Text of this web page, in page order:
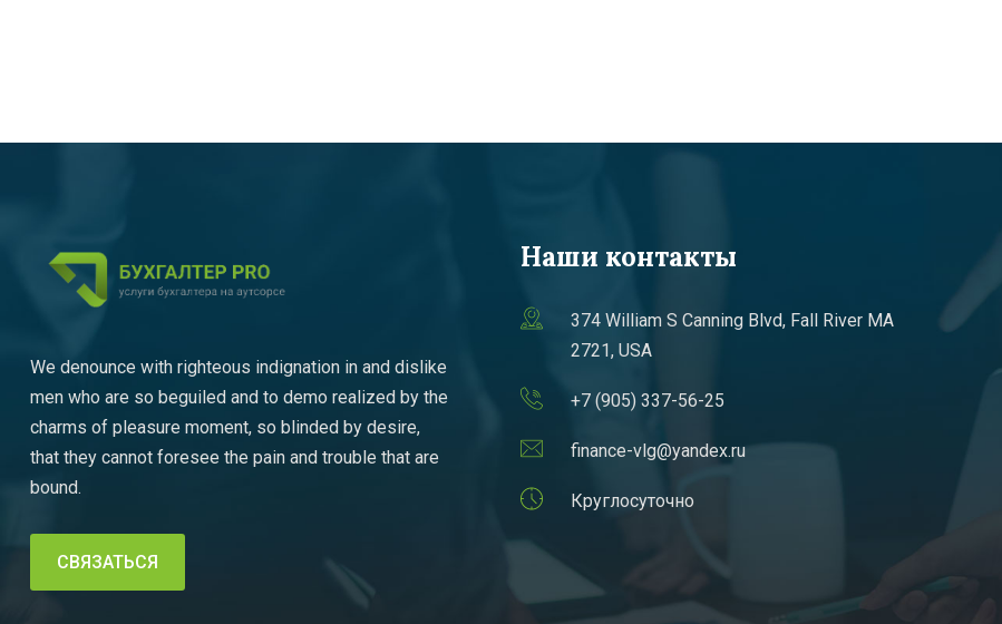
We denounce with righteous indignation in and dislike
men who are so beguiled and to demo realized by the
charms of pleasure moment, so blinded by desire,
that they cannot foresee the pain and trouble that are
bound.
СВЯЗАТЬСЯ
Наши контакты
374 William S Canning Blvd, Fall River MA
2721, USA
+7 (905) 337-56-25
finance-vlg@yandex.ru
Круглосуточно